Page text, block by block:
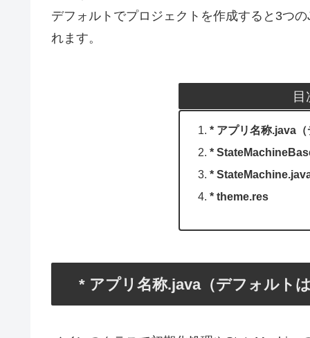
デフォルトでプロジェクトを作成すると3つ
れます。
目
* アプリ名称.java
*
*
* theme.res
* アプリ名称.java（デフォルト